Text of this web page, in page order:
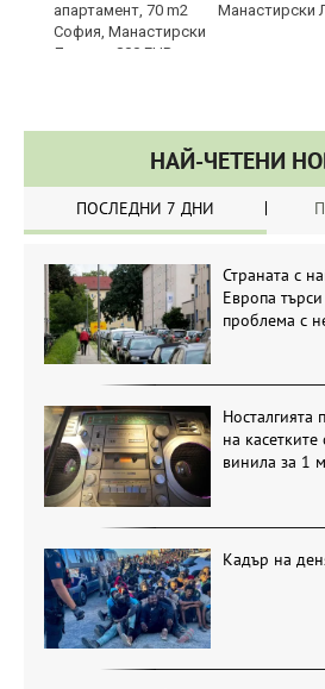
Манастирски
НАЙ-ЧЕТЕНИ
ПОСЛЕДНИ 7 ДНИ
Страната с
Европа
проблема с
Носталгията
на
винила за 1
Кадър на